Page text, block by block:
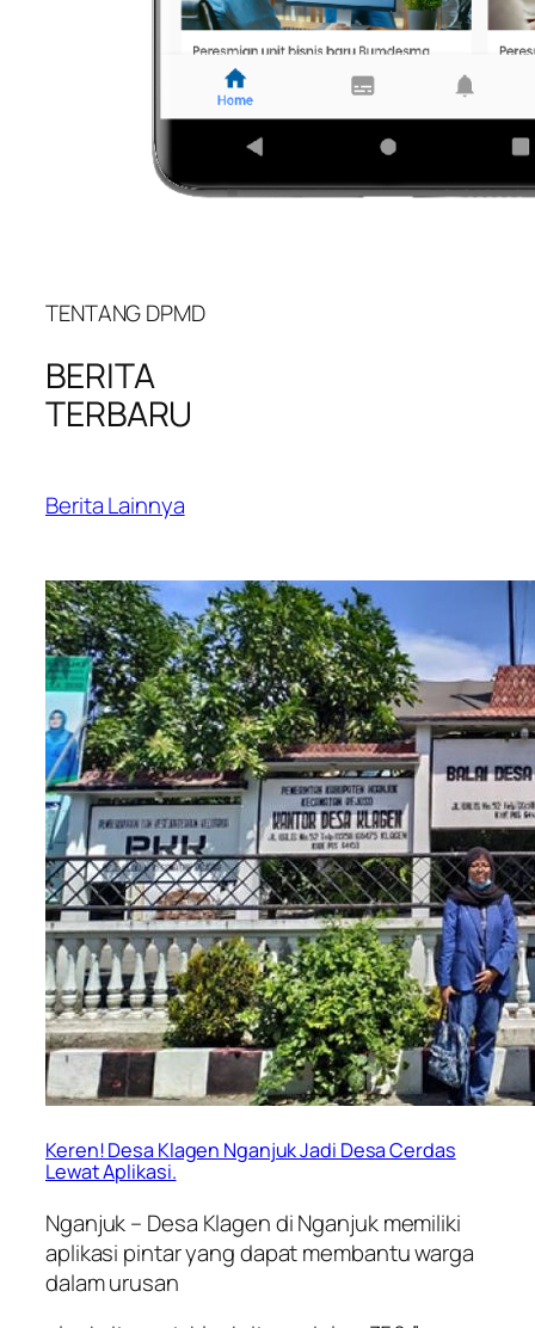
TENTANG DPMD
BERITA
TERBARU
Berita Lainnya
Keren! Desa Klagen Nganjuk Jadi Desa Cerdas
Lewat Aplikasi.
Nganjuk – Desa Klagen di Nganjuk memiliki
aplikasi pintar yang dapat membantu warga
dalam urusan